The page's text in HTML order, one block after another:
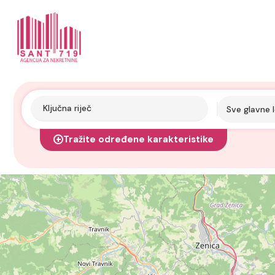
Sve glavne
Tražite određene karakteristike